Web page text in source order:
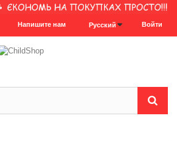
Войти
Русский
Напишите нам